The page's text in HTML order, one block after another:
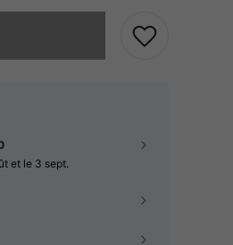
et le 3 sept.